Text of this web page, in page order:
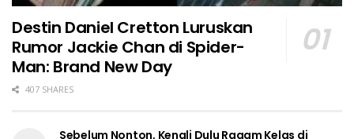
Destin Daniel Cretton Luruskan
Rumor Jackie Chan di Spider-
Man: Brand New Day
407 SHARES
Sebelum Nonton, Kenali Dulu Ragam Kelas di